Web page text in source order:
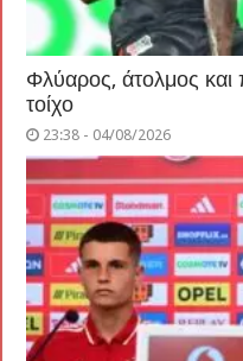
Φλύαρος, άτολμος και
τοίχο
23:38 - 04/08/2026